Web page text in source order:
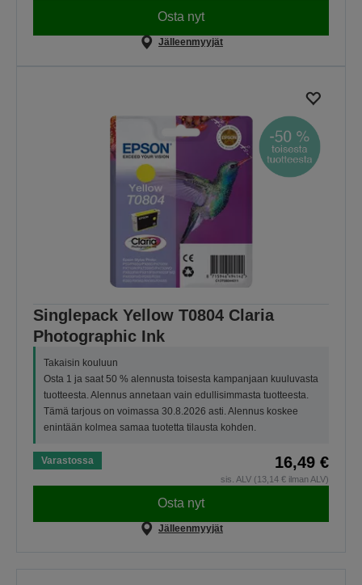
Osta nyt
Jälleenmyyjät
Singlepack Yellow T0804 Claria
Photographic Ink
Takaisin kouluun
Osta 1 ja saat 50 % alennusta toisesta kampanjaan kuuluvasta
tuotteesta. Alennus annetaan vain edullisimmasta tuotteesta.
Tämä tarjous on voimassa 30.8.2026 asti. Alennus koskee
enintään kolmea samaa tuotetta tilausta kohden.
Varastossa 16,49 €
sis. ALV (13,14 € ilman ALV)
Osta nyt
Jälleenmyyjät